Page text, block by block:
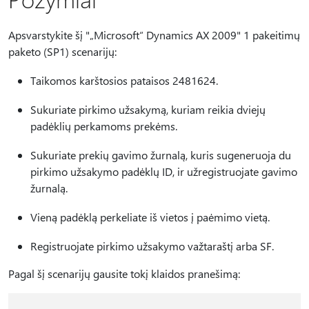
Apsvarstykite šį "„Microsoft“ Dynamics AX 2009" 1 pakeitimų
paketo (SP1) scenarijų:
Taikomos karštosios pataisos 2481624.
Sukuriate pirkimo užsakymą, kuriam reikia dviejų
padėklių perkamoms prekėms.
Sukuriate prekių gavimo žurnalą, kuris sugeneruoja du
pirkimo užsakymo padėklų ID, ir užregistruojate gavimo
žurnalą.
Vieną padėklą perkeliate iš vietos į paėmimo vietą.
Registruojate pirkimo užsakymo važtaraštį arba SF.
Pagal šį scenarijų gausite tokį klaidos pranešimą: